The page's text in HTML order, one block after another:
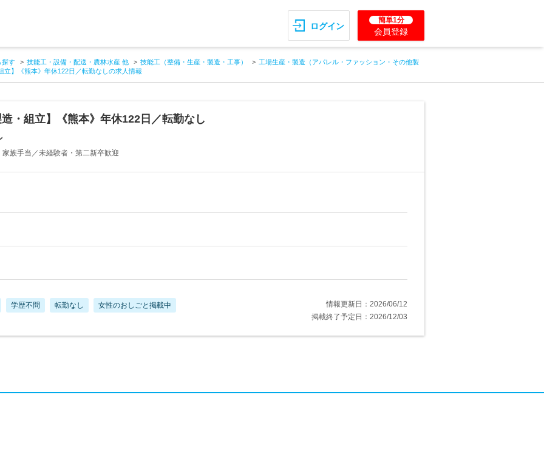
ログイン
簡単1分
会員登録
探す 技能工・設備・配送・農林水産 他 技能工（整備・生産・製造・工事）
工場生産・製造（アパレル・ファッション・その他製
立】《熊本》年休122日／転勤なしの求人情報
・組立】《熊本》年休122日／転勤なし
族手当／未経験者・第二新卒歓迎
学歴不問 転勤なし 女性のおしごと掲載中
情報更新日：2026/06/12
掲載終了予定日：2026/12/03